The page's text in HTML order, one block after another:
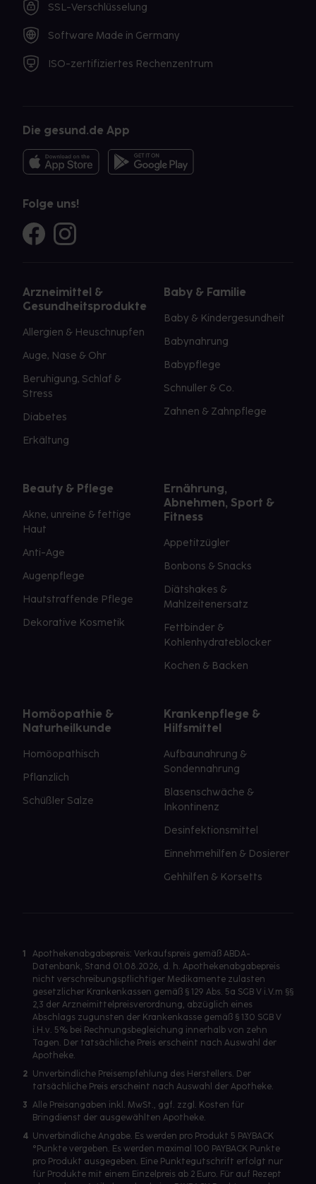
SSL-Verschlüsselung
Software Made in Germany
ISO-zertifiziertes Rechenzentrum
Die gesund.de App
Folge uns!
Arzneimittel &
Gesundheitsprodukte
Allergien & Heuschnupfen
Auge, Nase & Ohr
Beruhigung, Schlaf &
Stress
Diabetes
Erkältung
Baby & Familie
Baby & Kindergesundheit
Babynahrung
Babypflege
Schnuller & Co.
Zahnen & Zahnpflege
Beauty & Pflege
Akne, unreine & fettige
Haut
Anti-Age
Augenpflege
Hautstraffende Pflege
Dekorative Kosmetik
Ernährung,
Abnehmen, Sport &
Fitness
Appetitzügler
Bonbons & Snacks
Diätshakes &
Mahlzeitenersatz
Fettbinder &
Kohlenhydrateblocker
Kochen & Backen
Homöopathie &
Naturheilkunde
Homöopathisch
Pflanzlich
Schüßler Salze
Krankenpflege &
Hilfsmittel
Aufbaunahrung &
Sondennahrung
Blasenschwäche &
Inkontinenz
Desinfektionsmittel
Einnehmehilfen & Dosierer
Gehhilfen & Korsetts
1
Apothekenabgabepreis: Verkaufspreis gemäß ABDA-
Datenbank, Stand 01.08.2026, d. h. Apothekenabgabepreis
nicht verschreibungspflichtiger Medikamente zulasten
gesetzlicher Krankenkassen gemäß § 129 Abs. 5a SGB V i.V.m §§
2,3 der Arzneimittelpreisverordnung, abzüglich eines
Abschlags zugunsten der Krankenkasse gemäß § 130 SGB V
i.H.v. 5% bei Rechnungsbegleichung innerhalb von zehn
Tagen. Der tatsächliche Preis erscheint nach Auswahl der
Apotheke.
2 Unverbindliche Preisempfehlung des Herstellers. Der
tatsächliche Preis erscheint nach Auswahl der Apotheke.
3 Alle Preisangaben inkl. MwSt., ggf. zzgl. Kosten für
Bringdienst der ausgewählten Apotheke.
4 Unverbindliche Angabe. Es werden pro Produkt 5 PAYBACK
°Punkte vergeben. Es werden maximal 100 PAYBACK Punkte
pro Produkt ausgegeben. Eine Punktegutschrift erfolgt nur
für Produkte mit einem Einzelpreis ab 2 Euro. Für auf Rezept